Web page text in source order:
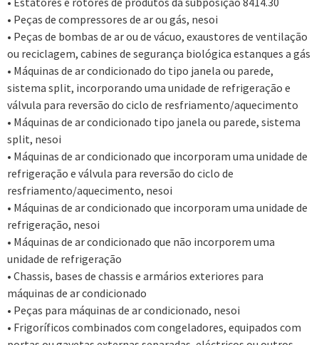
• Peças de compressores de ar ou gás, nesoi
• Peças de bombas de ar ou de vácuo, exaustores de ventilação
ou reciclagem, cabines de segurança biológica estanques a gás
• Máquinas de ar condicionado do tipo janela ou parede,
sistema split, incorporando uma unidade de refrigeração e
válvula para reversão do ciclo de resfriamento/aquecimento
• Máquinas de ar condicionado tipo janela ou parede, sistema
split, nesoi
• Máquinas de ar condicionado que incorporam uma unidade de
refrigeração e válvula para reversão do ciclo de
resfriamento/aquecimento, nesoi
• Máquinas de ar condicionado que incorporam uma unidade de
refrigeração, nesoi
• Máquinas de ar condicionado que não incorporem uma
unidade de refrigeração
• Chassis, bases de chassis e armários exteriores para
máquinas de ar condicionado
• Peças para máquinas de ar condicionado, nesoi
• Frigoríficos combinados com congeladores, equipados com